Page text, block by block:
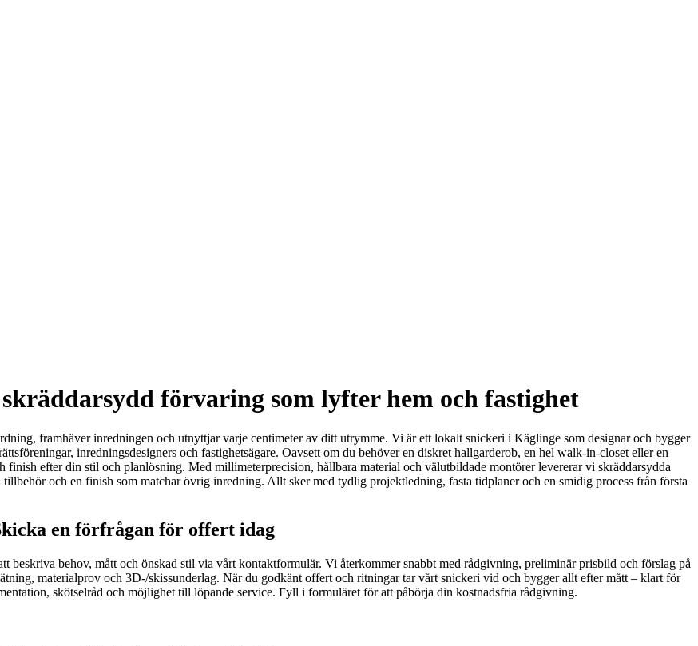
förvaring som lyfter hem och fastighet
framhäver inredningen och utnyttjar varje centimeter av ditt utrymme. Vi är ett lokalt snickeri i Käglinge som designar och bygger
inredningsdesigners och fastighetsägare. Oavsett om du behöver en diskret hallgarderob, en hel walk-in-closet eller en
efter din stil och planlösning. Med millimeterprecision, hållbara material och välutbildade montörer levererar vi skräddarsydda
och en finish som matchar övrig inredning. Allt sker med tydlig projektledning, fasta tidplaner och en smidig process från första
en förfrågan för offert idag
beskriva behov, mått och önskad stil via vårt kontaktformulär. Vi återkommer snabbt med rådgivning, preliminär prisbild och förslag på
materialprov och 3D-/skissunderlag. När du godkänt offert och ritningar tar vårt snickeri vid och bygger allt efter mått – klart för
skötselråd och möjlighet till löpande service. Fyll i formuläret för att påbörja din kostnadsfria rådgivning.